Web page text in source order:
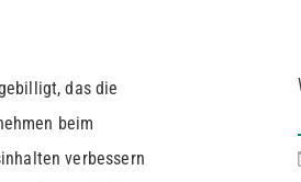
das die
beim
verbessern